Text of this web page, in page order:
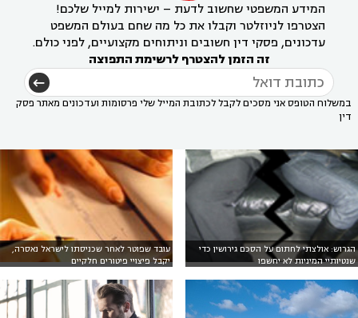
המידע המשפטי שחשוב לדעת – ישירות למייל שלכם!
הצטרפו לניוזלטר וקבלו את כל מה שחם בעולם המשפט
עדכונים, פסקי דין חשובים וניתוחים מקצועיים, לפני כולם.
זה הזמן להצטרף לרשימת התפוצה
במשלוח הטופס אני מסכים לקבל לכתובת המייל שלי פרסומות ועדכונים מאתר פסק
דין
הגרוש: אולצתי לחתום על הסכם גירושין כדי
שנטיותיי המיניות לא יחשפו
עובד שפוטר לאחר שכניסתו לישראל נאסרה,
יקבל פיצויי פיטורים חלקיים